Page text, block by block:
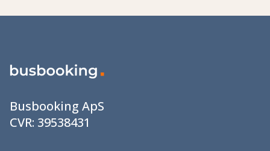
Busbooking ApS
CVR: 39538431